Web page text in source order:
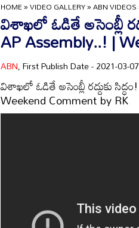
HOME»VIDEO GALLERY»ABN VIDEOS
విశాఖలో ఓడితే అసెంబ్లీ
AP Assembly..! |
ABN, First Publish Date - 2021-03-
విశాఖలో ఓడితే అసెంబ్లీ రద్దుకు
Weekend Comment by RK